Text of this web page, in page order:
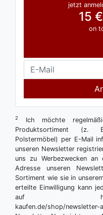
jetzt
15
on
2
Ich möchte
Produktsortiment (z.
Polstermöbel) per E-Mail
unseren Newsletter
uns zu Werbezwecken an
Adresse unseren
Sortiment wie sie in
erteilte Einwilligung kann
auf https://
kaufen.de/shop/